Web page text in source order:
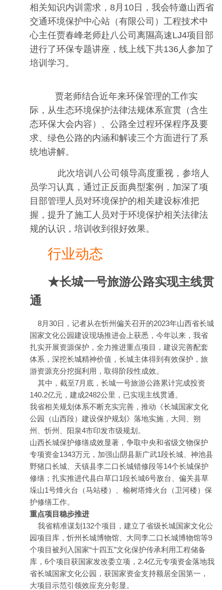
相关知识内训需求，8月10日，我会特邀山西省
交通环境保护中心站（有限公司）工程技术中
心主任贾春峰老师赴八公司离隰高速LJ4项目部
进行了环保专题讲座，线上线下共136人参加了
培训学习。
贾老师结合近年来环保管理的工作实
际，从生态环境保护法律法规体系宣贯（含生
态环保大会内容）、公路全过程环保程序及要
求、绿色公路的内涵和解读三个方面进行了系
统地讲解。
此次培训八公司领导高度重视，参培人
员学习认真，通过正反面典型案例，加深了项
目部管理人员对环境保护的相关建设标准把
握，提升了施工人员对于环境保护相关法律法
规的认识，培训收到很好效果。
行业动态
★长城一号旅游公路实现主线贯
通
8月30日，记者从在忻州偏关召开的2023年山西省长城
国家文化公园建设现场推进会上获悉，今年以来，我省
扎实开展资源保护，全力推进重点项目，建设完善配套
体系，深挖长城精神价值，长城主体得到有效保护，旅
游资源充分挖掘利用，取得阶段性成效。
其中，截至7月底，长城一号旅游公路累计完成投资
140.2亿元，建成2482公里，已实现主线贯通。
我省相关规划体系不断充实完善，推动《长城国家文化
公园（山西段）建设保护规划》落地实施，大同、朔
州、忻州、阳泉4市印发市级规划。
山西长城保护修缮成效显著，争取中央和省级文物保护
专项资金1343万元，加强山阴县新广武1段长城、神池县
野猪口长城、天镇县李二口长城错修段等14个长城保护
修缮；扎实推进代县白草口1段长城6号敌台、偏关县草
垛山1号烽火台（马站楼）、榆树塔烽火台（卫河楼）保
护修缮工作。
重点项目稳步推进
我省精准谋划132个项目，建立了省级长城国家文化公
园项目库，忻州长城博物馆、大同李二口长城博物馆等9
个项目被列入国家“十四五”文化保护传承利用工程储备
库，6个项目获国家发改委立项，2.4亿元专项资金落地我
省长城国家文化公园，获国家资金支持额居全国第一，
大项目示范引领效应充分彰显。